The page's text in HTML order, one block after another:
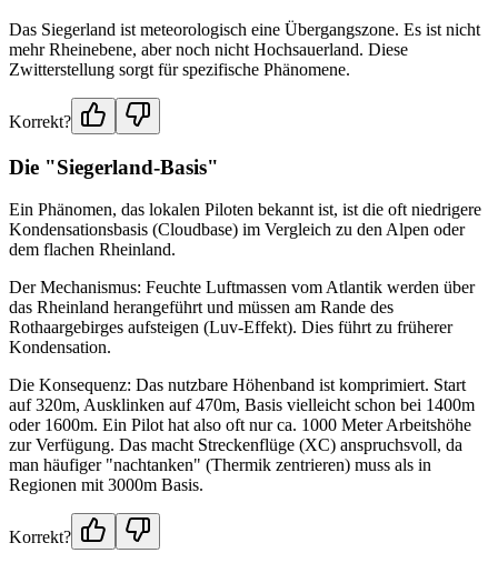
Das Siegerland ist meteorologisch eine Übergangszone. Es ist nicht
mehr Rheinebene, aber noch nicht Hochsauerland. Diese
Zwitterstellung sorgt für spezifische Phänomene.
Korrekt?
Die "Siegerland-Basis"
Ein Phänomen, das lokalen Piloten bekannt ist, ist die oft niedrigere
Kondensationsbasis (Cloudbase) im Vergleich zu den Alpen oder
dem flachen Rheinland.
Der Mechanismus: Feuchte Luftmassen vom Atlantik werden über
das Rheinland herangeführt und müssen am Rande des
Rothaargebirges aufsteigen (Luv-Effekt). Dies führt zu früherer
Kondensation.
Die Konsequenz: Das nutzbare Höhenband ist komprimiert. Start
auf 320m, Ausklinken auf 470m, Basis vielleicht schon bei 1400m
oder 1600m. Ein Pilot hat also oft nur ca. 1000 Meter Arbeitshöhe
zur Verfügung. Das macht Streckenflüge (XC) anspruchsvoll, da
man häufiger "nachtanken" (Thermik zentrieren) muss als in
Regionen mit 3000m Basis.
Korrekt?